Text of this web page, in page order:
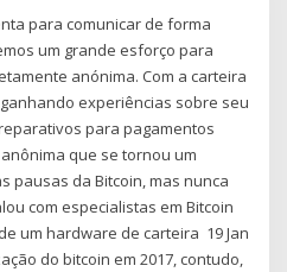
para comunicar de forma
um grande esforço para
anónima. Com a carteira
experiências sobre seu
para pagamentos
anônima que se tornou um
pausas da Bitcoin, mas nunca
com especialistas em Bitcoin
um hardware de carteira 19 Jan
do bitcoin em 2017, contudo,